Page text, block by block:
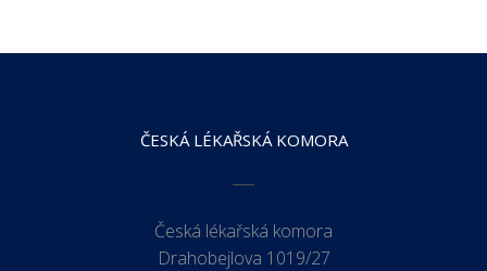
ČESKÁ LÉKAŘSKÁ KOMORA
Česká lékařská komora
Drahobejlova 1019/27